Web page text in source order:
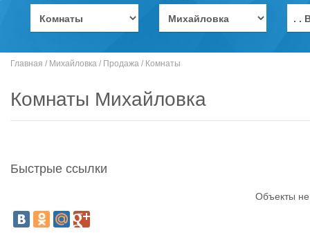
. .
Главная / Михайловка / Продажа / Комнаты
Комнаты Михайловка
Быстрые ссылки
Объекты